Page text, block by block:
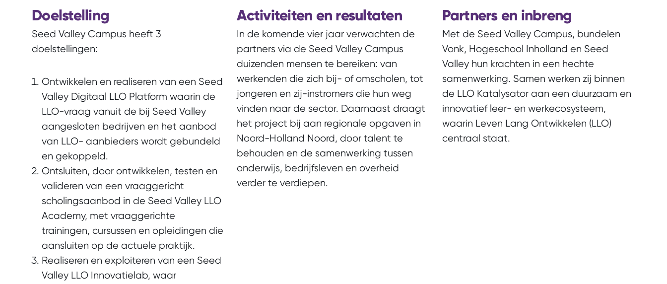
Doelstelling
Seed Valley Campus heeft 3
doelstellingen:
Ontwikkelen en realiseren van een Seed
Valley Digitaal LLO Platform waarin de
LLO-vraag vanuit de bij Seed Valley
aangesloten bedrijven en het aanbod
van LLO- aanbieders wordt gebundeld
en gekoppeld.
Ontsluiten, door ontwikkelen, testen en
valideren van een vraaggericht
scholingsaanbod in de Seed Valley LLO
Academy, met vraaggerichte
trainingen, cursussen en opleidingen die
aansluiten op de actuele praktijk.
Realiseren en exploiteren van een Seed
Valley LLO Innovatielab, waar
Activiteiten en resultaten
In de komende vier jaar verwachten de
partners via de Seed Valley Campus
duizenden mensen te bereiken: van
werkenden die zich bij- of omscholen, tot
jongeren en zij-instromers die hun weg
vinden naar de sector. Daarnaast draagt
het project bij aan regionale opgaven in
Noord-Holland Noord, door talent te
behouden en de samenwerking tussen
onderwijs, bedrijfsleven en overheid
verder te verdiepen.
Partners en inbreng
Met de Seed Valley Campus, bundelen
Vonk, Hogeschool Inholland en Seed
Valley hun krachten in een hechte
samenwerking. Samen werken zij binnen
de LLO Katalysator aan een duurzaam en
innovatief leer- en werkecosysteem,
waarin Leven Lang Ontwikkelen (LLO)
centraal staat.